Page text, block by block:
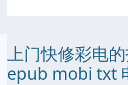
上门快修彩电
epub mobi txt